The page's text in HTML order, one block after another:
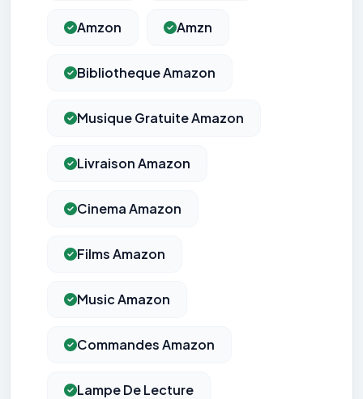
Amzon Amzn
Bibliotheque Amazon
Musique Gratuite Amazon
Livraison Amazon
Cinema Amazon
Films Amazon
Music Amazon
Commandes Amazon
Lampe De Lecture